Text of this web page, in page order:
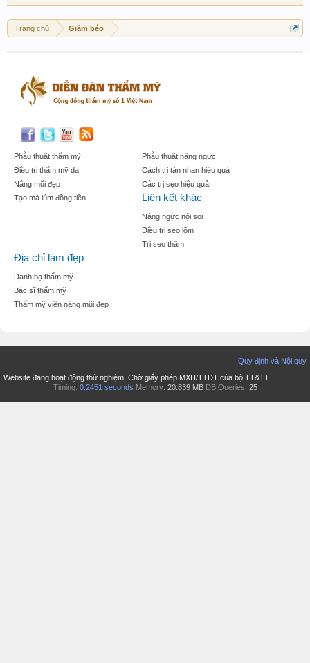
Trang chủ Giảm béo
Phẫu thuật thẩm mỹ
Điều trị thẩm mỹ da
Nâng mũi đẹp
Tạo mà lúm đồng tiền
Phẫu thuật nâng ngực
Cách trị tàn nhan hiệu quả
Các trị sẹo hiệu quả
Liên kết khác
Nâng ngực nội soi
Điều trị sẹo lõm
Trị sẹo thâm
Địa chỉ làm đẹp
Danh bạ thẩm mỹ
Bác sĩ thẩm mỹ
Thẩm mỹ viện nâng mũi đẹp
Quy định và Nội quy
Website đang hoạt động thử nghiệm. Chờ giấy phép MXH/TTDT của bộ TT&TT.
Timing: 0.2451 seconds Memory: 20.839 MB DB Queries: 25